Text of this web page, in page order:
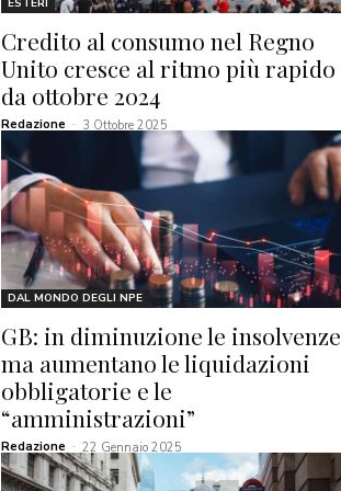
ESTERI
Credito al consumo nel Regno
Unito cresce al ritmo più rapido
da ottobre 2024
Redazione - 3 Ottobre 2025
DAL MONDO DEGLI NPE
GB: in diminuzione le insolvenze
ma aumentano le liquidazioni
obbligatorie e le
“amministrazioni”
Redazione - 22 Gennaio 2025